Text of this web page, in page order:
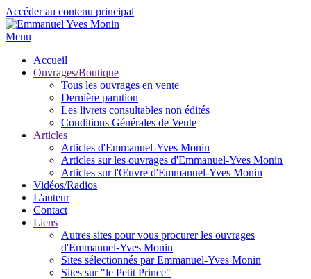
Accéder au contenu principal
Menu
Accueil
Ouvrages/Boutique
Tous les ouvrages en vente
Dernière parution
Les livrets consultables non édités
Conditions Générales de Vente
Articles
Articles d'Emmanuel-Yves Monin
Articles sur les ouvrages d'Emmanuel-Yves Monin
Articles sur l'Œuvre d'Emmanuel-Yves Monin
Vidéos/Radios
L'auteur
Contact
Liens
Autres sites pour vous procurer les ouvrages
d'Emmanuel-Yves Monin
Sites sélectionnés par Emmanuel-Yves Monin
Sites sur "le Petit Prince"